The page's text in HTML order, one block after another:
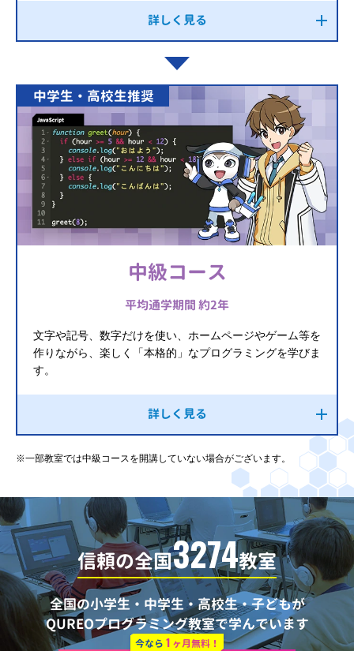
詳しく見る
中学生・高校生推奨
中級コース
平均通学期間 約2年
文字や記号、数字だけを使い、ホームページやゲーム等を
作りながら、楽しく「本格的」なプログラミングを学びま
す。
詳しく見る
※一部教室では中級コースを開講していない場合がございます。
信頼の全国3274教室
全国の小学生・中学生・高校生・子どもが
QUREOプログラミング教室で学んでいます
今なら 1 ヶ月無料！